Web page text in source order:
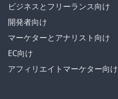
ビジネスとフリーランス向け
開発者向け
マーケターとアナリスト向け
EC向け
アフィリエイトマーケター向け